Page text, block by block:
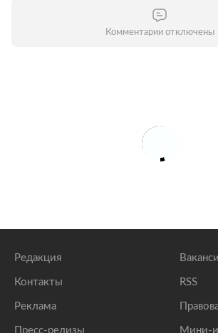
Комментарии отключены
Редакция
Контакты
Реклама
Пресс-релизы
RSS
Мини-